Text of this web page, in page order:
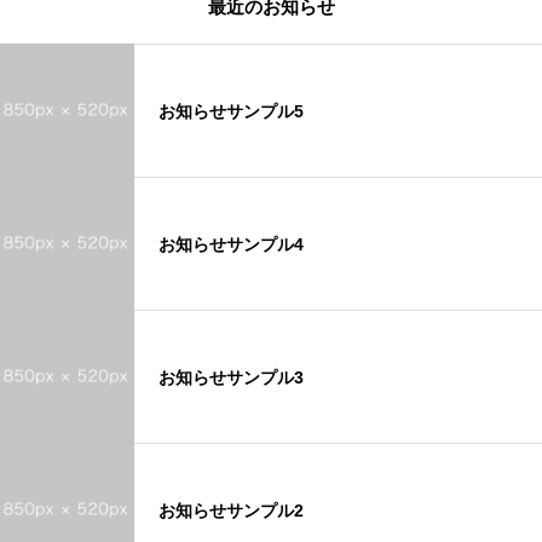
最近のお知らせ
お知らせサンプル5
お知らせサンプル4
お知らせサンプル3
お知らせサンプル2